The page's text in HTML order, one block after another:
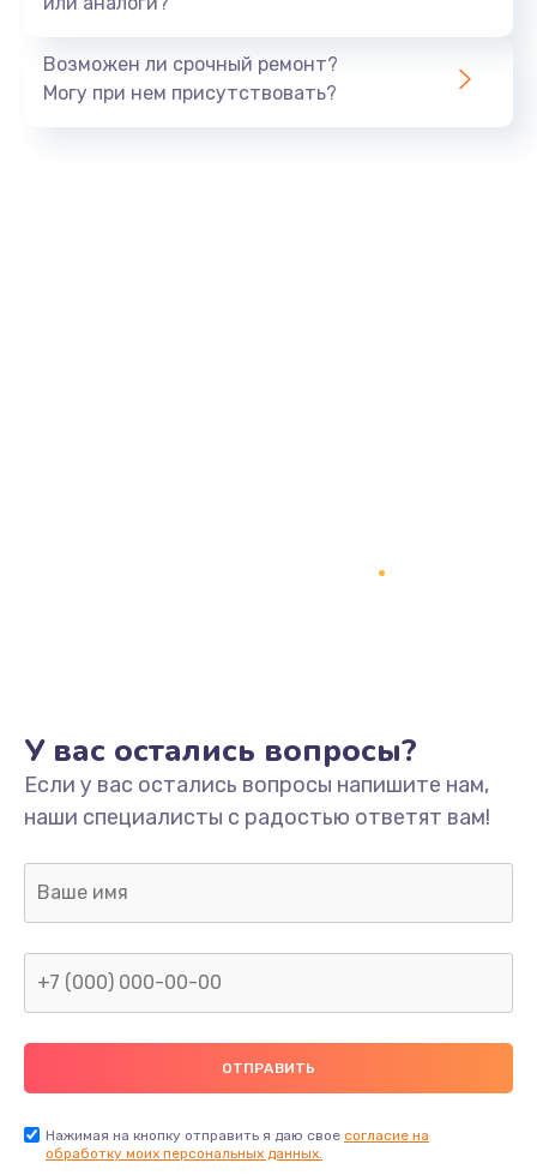
Возможен ли срочный ремонт?
Могу при нем присутствовать?
У вас остались вопросы?
Если у вас остались вопросы напишите нам,
наши специалисты с радостью ответят вам!
Нажимая на кнопку отправить я даю свое согласие на
обработку моих персональных данных.